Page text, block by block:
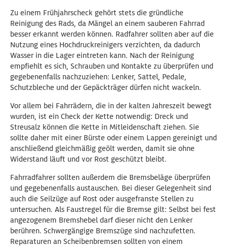
Zu einem Frühjahrscheck gehört stets die gründliche
Reinigung des Rads, da Mängel an einem sauberen Fahrrad
besser erkannt werden können. Radfahrer sollten aber auf die
Nutzung eines Hochdruckreinigers verzichten, da dadurch
Wasser in die Lager eintreten kann. Nach der Reinigung
empfiehlt es sich, Schrauben und Kontakte zu überprüfen und
gegebenenfalls nachzuziehen: Lenker, Sattel, Pedale,
Schutzbleche und der Gepäckträger dürfen nicht wackeln.
Vor allem bei Fahrrädern, die in der kalten Jahreszeit bewegt
wurden, ist ein Check der Kette notwendig: Dreck und
Streusalz können die Kette in Mitleidenschaft ziehen. Sie
sollte daher mit einer Bürste oder einem Lappen gereinigt und
anschließend gleichmäßig geölt werden, damit sie ohne
Widerstand läuft und vor Rost geschützt bleibt.
Fahrradfahrer sollten außerdem die Bremsbeläge überprüfen
und gegebenenfalls austauschen. Bei dieser Gelegenheit sind
auch die Seilzüge auf Rost oder ausgefranste Stellen zu
untersuchen. Als Faustregel für die Bremse gilt: Selbst bei fest
angezogenem Bremshebel darf dieser nicht den Lenker
berühren. Schwergängige Bremszüge sind nachzufetten.
Reparaturen an Scheibenbremsen sollten von einem